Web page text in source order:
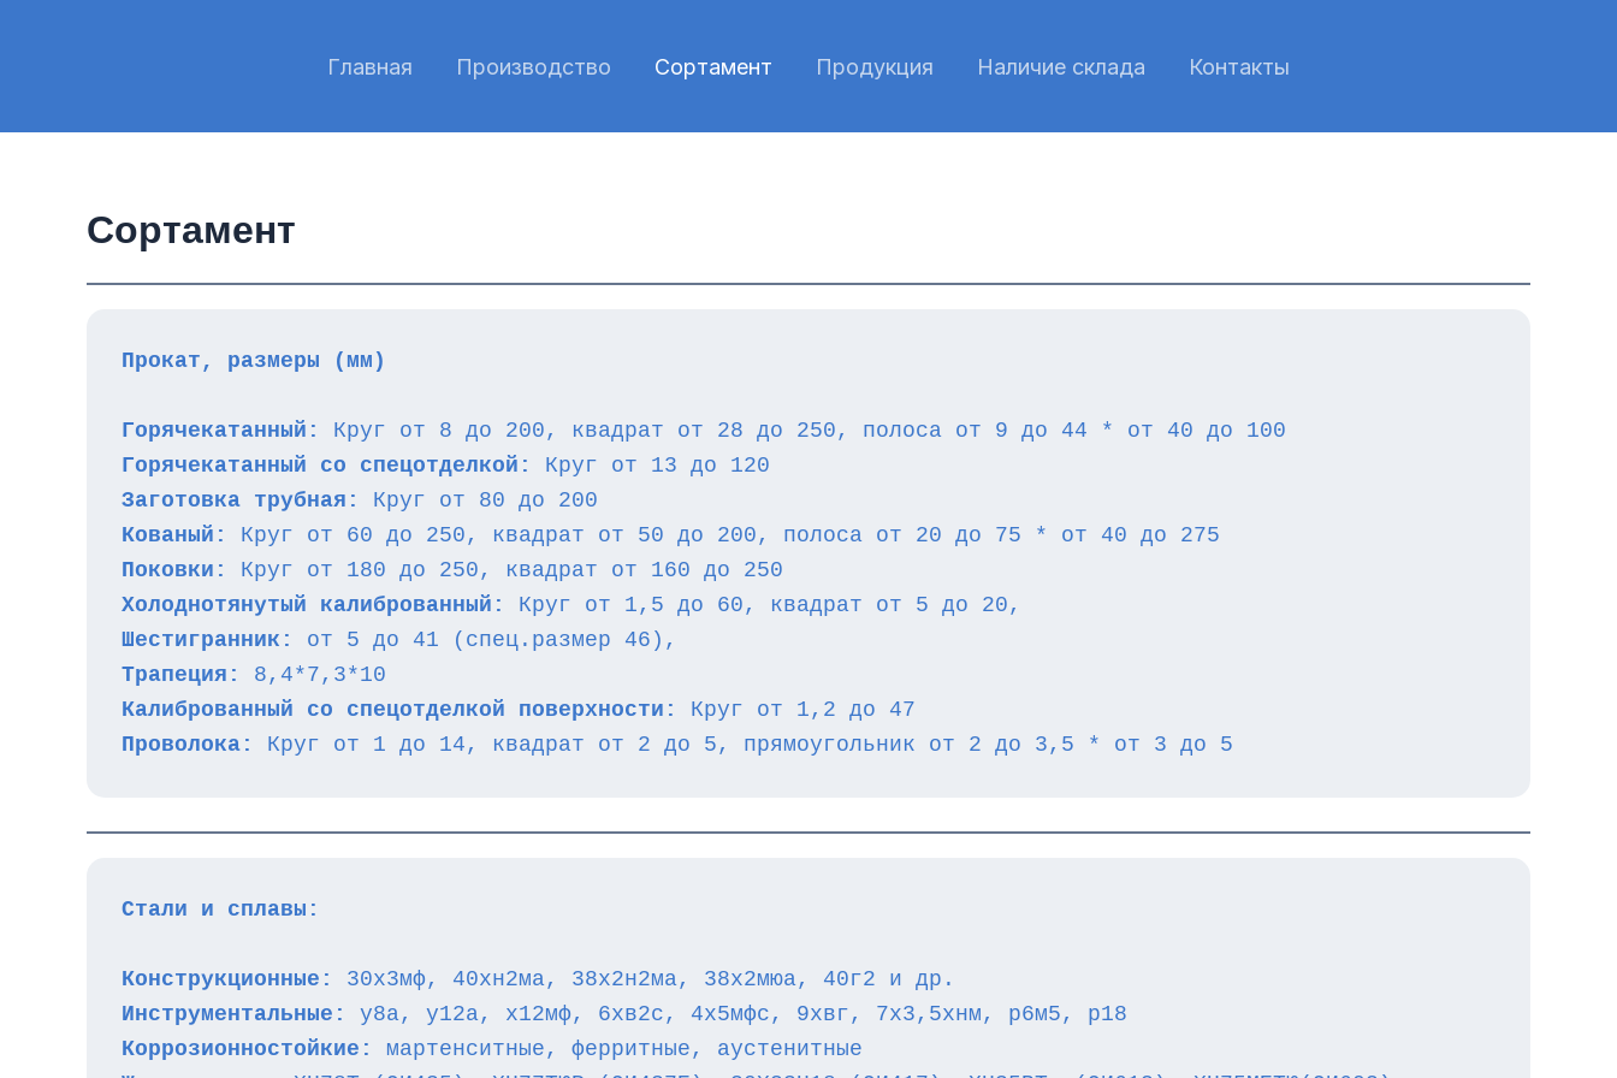
Главная Производство Сортамент Продукция Наличие склада Контакты
Сортамент
Прокат, размеры (мм)
Горячекатанный:
Круг от 8 до 200, квадрат от 28 до 250, полоса от 9 до 44 * от 40 до 100
Горячекатанный со спецотделкой:
Круг от 13 до 120
Заготовка трубная:
Круг от 80 до 200
Кованый:
Круг от 60 до 250, квадрат от 50 до 200, полоса от 20 до 75 * от 40 до 275
Поковки:
Круг от 180 до 250, квадрат от 160 до 250
Холоднотянутый калиброванный:
Круг от 1,5 до 60, квадрат от 5 до 20,
Шестигранник:
от 5 до 41 (спец.размер 46),
Трапеция:
8,4*7,3*10
Калиброванный со спецотделкой поверхности:
Круг от 1,2 до 47
Проволока:
Круг от 1 до 14, квадрат от 2 до 5, прямоугольник от 2 до 3,5 * от 3 до 5
Стали и сплавы:
Конструкционные:
30х3мф, 40хн2ма, 38х2н2ма, 38х2мюа, 40г2 и др.
Инструментальные:
у8а, у12а, х12мф, 6хв2с, 4х5мфс, 9хвг, 7х3,5хнм, р6м5, р18
Коррозионностойкие:
мартенситные, ферритные, аустенитные